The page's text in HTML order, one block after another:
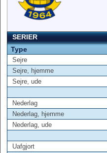
SERIER
Type
Sejre
Sejre, hjemme
Sejre, ude
Nederlag
Nederlag, hjemme
Nederlag, ude
Uafgjort